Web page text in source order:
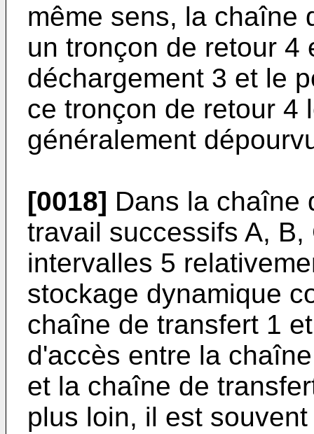
même sens, la chaîne
un tronçon de retour 4
déchargement 3 et le
ce tronçon de retour 4
généralement
[0018] Dans la chaîne
travail successifs A,
intervalles 5
stockage dynamique
chaîne de transfert 1
d'accès entre la
et la chaîne de
plus loin, il est